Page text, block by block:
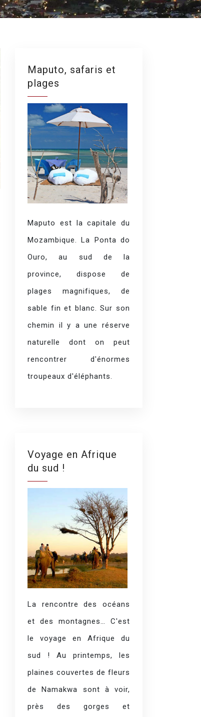
Maputo, safaris et
plages
Maputo est la capitale du
Mozambique. La Ponta do
Ouro, au sud de la
province, dispose de
plages magnifiques, de
sable fin et blanc. Sur son
chemin il y a une réserve
naturelle dont on peut
rencontrer d'énormes
troupeaux d'éléphants.
Voyage en Afrique
du sud !
La rencontre des océans
et des montagnes… C'est
le voyage en Afrique du
sud ! Au printemps, les
plaines couvertes de fleurs
de Namakwa sont à voir,
près des gorges et